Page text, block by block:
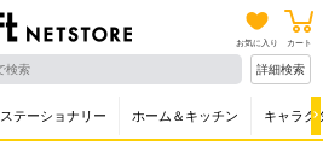
お気に入り カート
詳細検索
ステーショナリー ホーム＆キッチン キャラク